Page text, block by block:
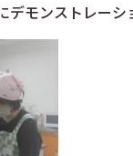
モンストレーシ